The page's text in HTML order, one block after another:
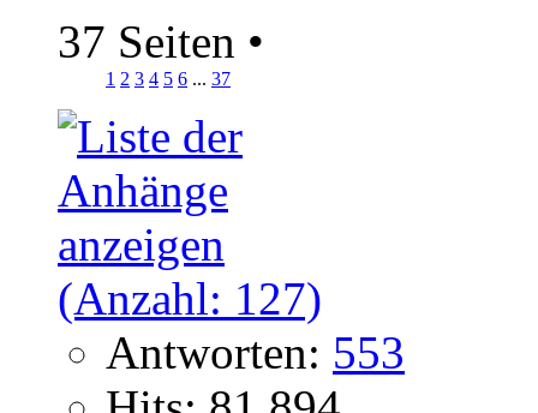
37 Seiten •
1 2 3 4 5 6 ... 37
Antworten: 553